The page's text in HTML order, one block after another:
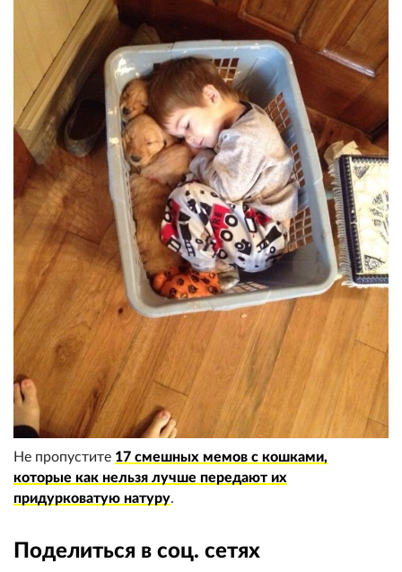
Не пропустите 17 смешных мемов с кошками,
которые как нельзя лучше передают их
придурковатую натуру.
Поделиться в соц. сетях